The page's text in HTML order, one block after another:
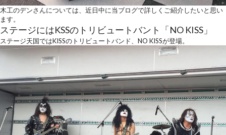
木工のデンさんについては、近日中に当ブログで詳しくご紹介したいと思い
ます。
ステージにはKSSのトリビュートバント「NO KISS」
ステージ天国ではKISSのトリビュートバンド、NO KISSが登場。